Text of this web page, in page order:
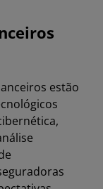
estão